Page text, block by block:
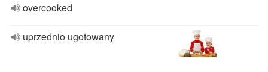
overcooked
uprzednio ugotowany